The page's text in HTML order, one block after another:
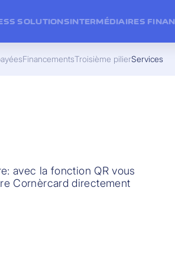
avec la fonction QR vous
Cornèrcard directement
FinancementsTroisième pilierServices
SOLUTIONSINTERMÉDIAIRES